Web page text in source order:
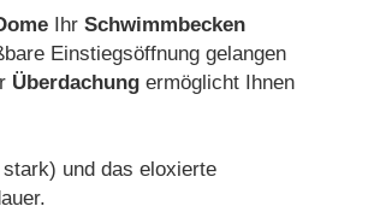
Ihr Schwimmbecken
Einstiegsöffnung gelangen
Überdachung ermöglicht Ihnen
und das eloxierte